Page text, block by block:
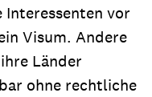
Interessenten vor
Visum. Andere
Länder
ohne rechtliche